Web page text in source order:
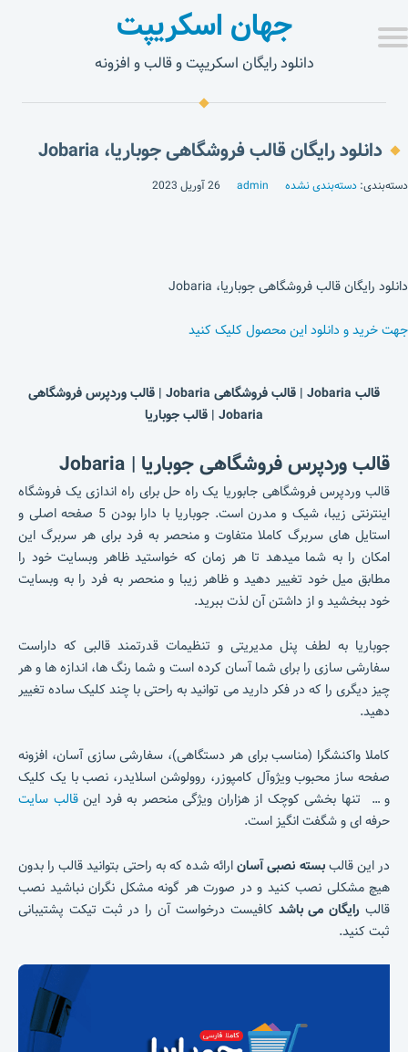
جهان اسکریپت
دانلود رایگان اسکریپت و قالب و افزونه
دانلود رایگان قالب فروشگاهی جوباریا، Jobaria
دسته‌بندی: دسته‌بندی نشده admin 26 آوریل 2023
دانلود رایگان قالب فروشگاهی جوباریا، Jobaria
جهت خرید و دانلود این محصول کلیک کنید
قالب Jobaria | قالب فروشگاهی Jobaria | قالب وردپرس فروشگاهی
Jobaria | قالب جوباریا
قالب وردپرس فروشگاهی جوباریا | Jobaria
قالب وردپرس فروشگاهی جابوریا یک راه حل برای راه اندازی یک فروشگاه
اینترنتی زیبا، شیک و مدرن است. جوباریا با دارا بودن 5 صفحه اصلی و
استایل های سربرگ کاملا متفاوت و منحصر به فرد برای هر سربرگ این
امکان را به شما میدهد تا هر زمان که خواستید ظاهر وبسایت خود را
مطابق میل خود تغییر دهید و ظاهر زیبا و منحصر به فرد را به وبسایت
خود ببخشید و از داشتن آن لذت ببرید.
جوباریا به لطف پنل مدیریتی و تنظیمات قدرتمند قالبی که داراست
سفارشی سازی را برای شما آسان کرده است و شما رنگ ها، اندازه ها و هر
چیز دیگری را که در فکر دارید می توانید به راحتی با چند کلیک ساده تغییر
دهید.
کاملا واکنشگرا (مناسب برای هر دستگاهی)، سفارشی سازی آسان، افزونه
صفحه ساز محبوب ویژوآل کامپوزر، روولوشن اسلایدر، نصب با یک کلیک
و … تنها بخشی کوچک از هزاران ویژگی منحصر به فرد اینقالب سایت
حرفه ای و شگفت انگیز است.
در این قالببسته نصبی آسانارائه شده که به راحتی بتوانید قالب را بدون
هیچ مشکلی نصب کنید و در صورت هر گونه مشکل نگران نباشید نصب
قالب رایگان می باشد کافیست درخواست آن را در ثبت تیکت پشتیبانی
ثبت کنید.